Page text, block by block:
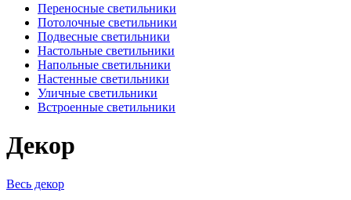
Переносные светильники
Потолочные светильники
Подвесные светильники
Настольные светильники
Напольные светильники
Настенные светильники
Уличные светильники
Встроенные светильники
Декор
Весь декор